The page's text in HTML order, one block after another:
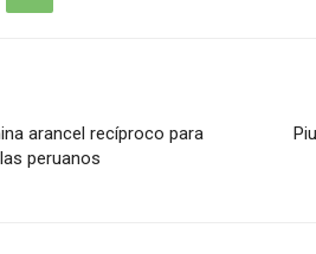
arancel recíproco para
peruanos